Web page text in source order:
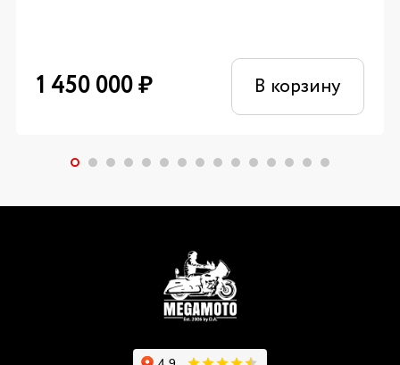
1 450 000₽ В корзину